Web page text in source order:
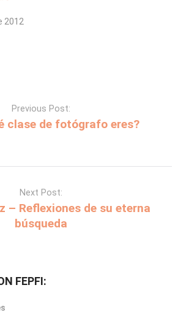
2012
Previous Post:
clase de fotógrafo eres?
Next Post:
– Reflexiones de su eterna
búsqueda
FEPFI: